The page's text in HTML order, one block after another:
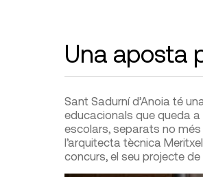
Una aposta
Sant Sadurní d’Anoia té
educacionals que queda
escolars, separats no
l’arquitecta tècnica
concurs, el seu projecte de